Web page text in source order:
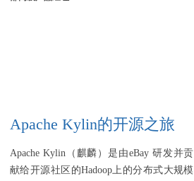
Apache Kylin的开源之旅
Apache Kylin（麒麟）是由eBay 研发并贡
献给开源社区的Hadoop上的分布式大规模